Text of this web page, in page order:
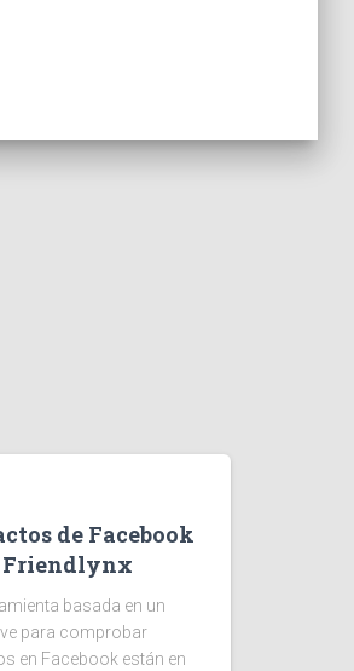
de Facebook
Friendlynx
basada en un
para comprobar
en Facebook están en